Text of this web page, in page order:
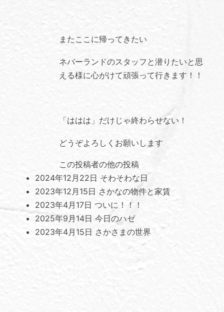
またここに帰ってきたい
ネバーランドのスタッフと潜りたいと思
える様に心がけて頑張って行きます！！
「ははは」だけじゃ終わらせない！
どうぞよろしくお願いします
この投稿者の他の投稿
2024年12月22日 そわそわな日
2023年12月15日 さかなの物件と家賃
2023年4月17日 ついに！！！
2025年9月14日今日のハゼ
2023年4月15日 さかさまの世界